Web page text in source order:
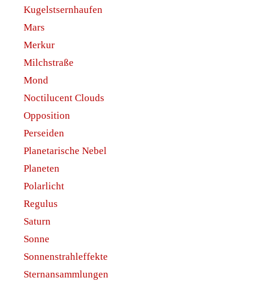
Kugelstsernhaufen
Mars
Merkur
Milchstraße
Mond
Noctilucent Clouds
Opposition
Perseiden
Planetarische Nebel
Planeten
Polarlicht
Regulus
Saturn
Sonne
Sonnenstrahleffekte
Sternansammlungen